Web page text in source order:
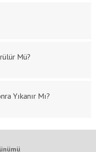
Mü?
Yıkanır Mı?